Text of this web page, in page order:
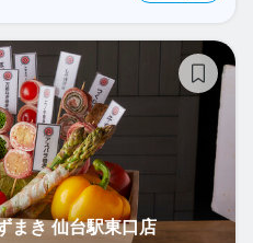
まき 仙台駅東口店